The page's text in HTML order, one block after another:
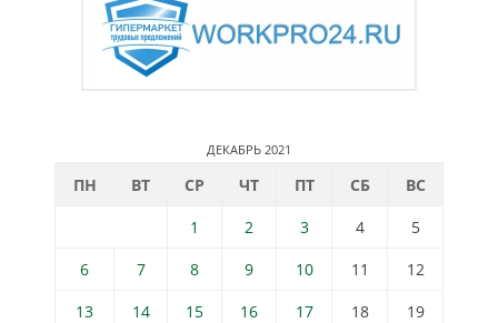
ДЕКАБРЬ 2021
ПН ВТ СР ЧТ ПТ СБ
ВС
1
2 3 4
5
6
7 8 9 10 11
12
13
14 15 16 17 18
19